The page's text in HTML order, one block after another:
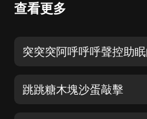
查看更多
突突突阿呼呼呼聲控助眠
跳跳糖木塊沙蛋敲擊